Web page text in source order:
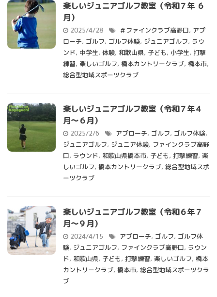
楽しいジュニアゴルフ教室（令和７年 ６
月）
2025/4/28 ＃ファインクラブ高野口, アプ
ローチ, ゴルフ, ゴルフ体験, ジュニアゴルフ, ラウ
ンド, 中学生, 体験, 和歌山県, 子ども, 小学生, 打撃
練習, 楽しいゴルフ, 橋本カントリークラブ, 橋本市,
総合型地域スポーツクラブ
楽しいジュニアゴルフ教室（令和７年４
月～６月）
2025/2/6 アプローチ, ゴルフ, ゴルフ体験,
ジュニアゴルフ, ジュニア体験, ファインクラブ高野
口, ラウンド, 和歌山県橋本市, 子ども, 打撃練習, 楽
しいゴルフ, 橋本カントリークラブ, 総合型地域スポ
ーツクラブ
楽しいジュニアゴルフ教室（令和６年７
月～９月）
2024/4/15 アプローチ, ゴルフ, ゴルフ体
験, ジュニアゴルフ, ファインクラブ高野口, ラウン
ド, 和歌山県, 子ども, 打撃練習, 楽しいゴルフ, 橋本
カントリークラブ, 橋本市, 総合型地域スポーツクラ
ブ